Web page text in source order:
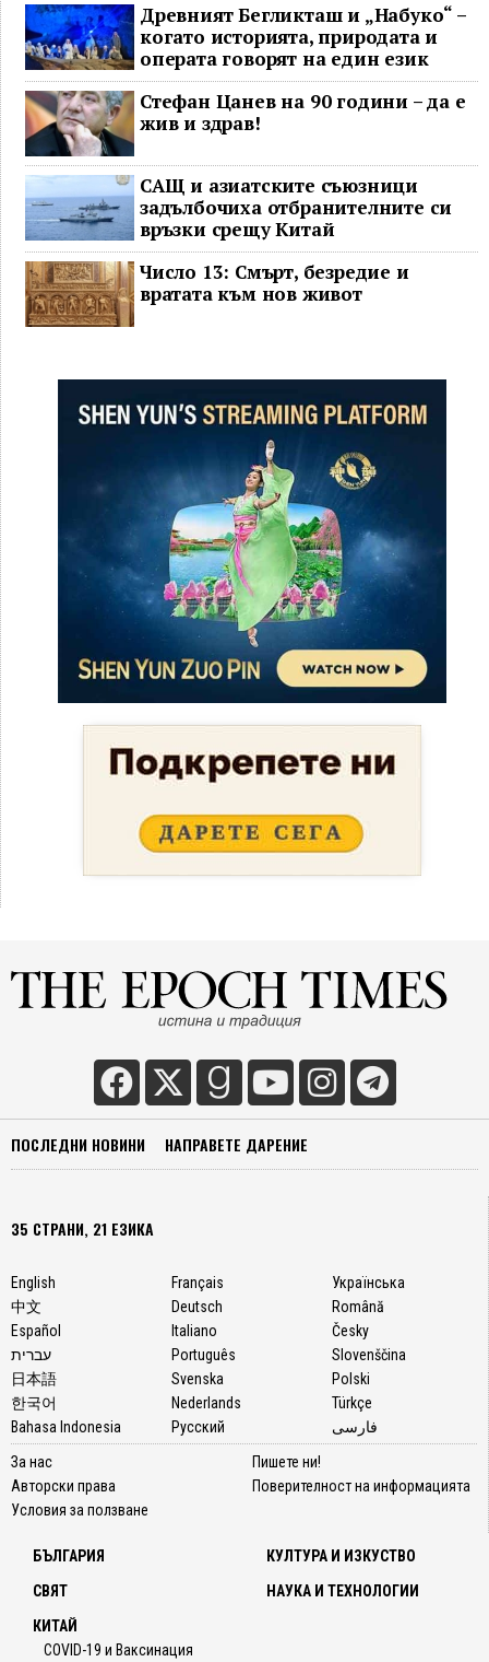
Древният Бегликташ и „Набуко“ –
когато историята, природата и
операта говорят на един език
Стефан Цанев на 90 години – да е
жив и здрав!
САЩ и азиатските съюзници
задълбочиха отбранителните си
връзки срещу Китай
Число 13: Смърт, безредие и
вратата към нов живот
ПОСЛЕДНИ НОВИНИ НАПРАВЕТЕ ДАРЕНИЕ
35 СТРАНИ, 21 ЕЗИКА
English
中文
Español
עברית
日本語
한국어
Bahasa Indonesia
Français
Deutsch
Italiano
Português
Svenska
Nederlands
Русский
Українська
Română
Česky
Slovenščina
Polski
Türkçe
فارسی
За нас
Авторски права
Условия за ползване
Пишете ни!
Поверителност на информацията
БЪЛГАРИЯ
СВЯТ
КИТАЙ
COVID-19 и Ваксинация
КУЛТУРА И ИЗКУСТВО
НАУКА И ТЕХНОЛОГИИ